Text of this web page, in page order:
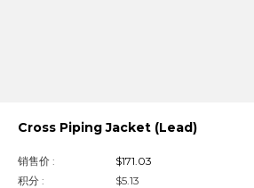
Cross Piping Jacket (Lead)
销售价 :
$171.03
积分 :
$5.13